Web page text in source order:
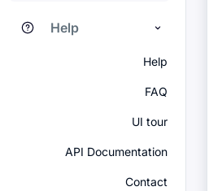
Help
Help
FAQ
UI tour
API Documentation
Contact